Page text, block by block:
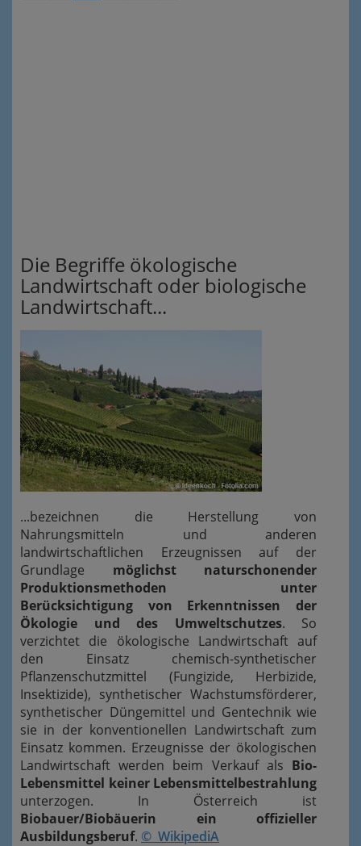
Die Begriffe ökologische
Landwirtschaft oder biologische
Landwirtschaft...
...bezeichnen die Herstellung von
Nahrungsmitteln und anderen
landwirtschaftlichen Erzeugnissen auf der
Grundlage möglichst naturschonender
Produktionsmethoden unter
Berücksichtigung von Erkenntnissen der
Ökologie und des Umweltschutzes. So
verzichtet die ökologische Landwirtschaft auf
den Einsatz chemisch-synthetischer
Pflanzenschutzmittel (Fungizide, Herbizide,
Insektizide), synthetischer Wachstumsförderer,
synthetischer Düngemittel und Gentechnik wie
sie in der konventionellen Landwirtschaft zum
Einsatz kommen. Erzeugnisse der ökologischen
Landwirtschaft werden beim Verkauf als Bio-
Lebensmittel keiner Lebensmittelbestrahlung
unterzogen. In Österreich ist
Biobauer/Biobäuerin ein offizieller
Ausbildungsberuf. © WikipediA